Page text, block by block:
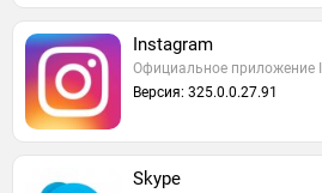
Instagram
Официальное приложение
Версия: 325.0.0.27.91
Skype